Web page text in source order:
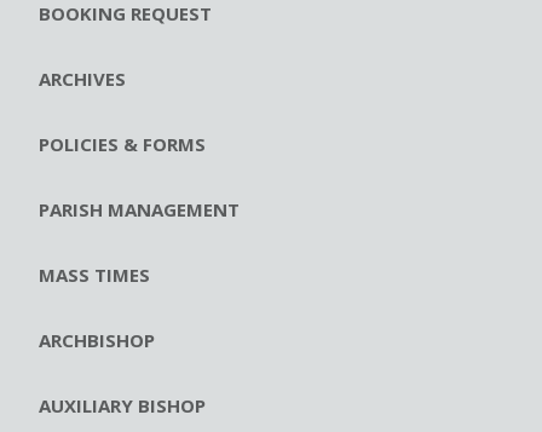
BOOKING REQUEST
ARCHIVES
POLICIES & FORMS
PARISH MANAGEMENT
MASS TIMES
ARCHBISHOP
AUXILIARY BISHOP